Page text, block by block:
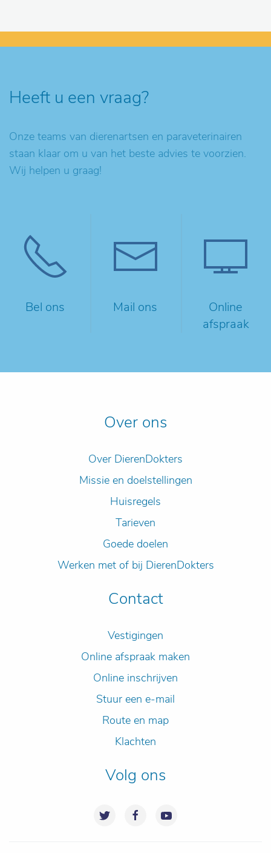
Heeft u een vraag?
Onze teams van dierenartsen en paraveterinairen
staan klaar om u van het beste advies te voorzien.
Wij helpen u graag!
Bel ons Mail ons
Online
afspraak
Over ons
Over DierenDokters
Missie en doelstellingen
Huisregels
Tarieven
Goede doelen
Werken met of bij DierenDokters
Contact
Vestigingen
Online afspraak maken
Online inschrijven
Stuur een e-mail
Route en map
Klachten
Volg ons